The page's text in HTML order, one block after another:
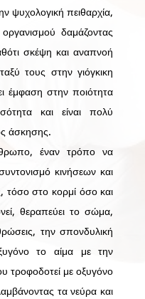
ψυχολογική πειθαρχία,
οργανισμού δαμάζοντας
σκέψη και αναπνοή
τους στην γιόγκικη
έμφαση στην ποιότητα
και είναι πολύ
άσκησης.
έναν τρόπο να
κινήσεων και
τόσο στο κορμί όσο και
θεραπεύει το σώμα,
την σπονδυλική
το αίμα με την
τροφοδοτεί με οξυγόνο
τα νεύρα και